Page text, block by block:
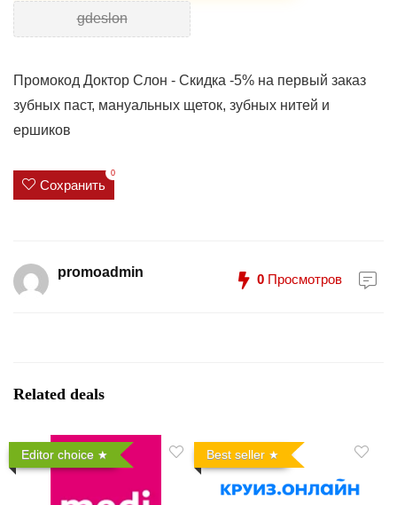
gdeslon
Промокод Доктор Слон - Скидка -5% на первый заказ
зубных паст, мануальных щеток, зубных нитей и
ершиков
Сохранить
0
promoadmin 0 Просмотров
Related deals
Editor choice Best seller